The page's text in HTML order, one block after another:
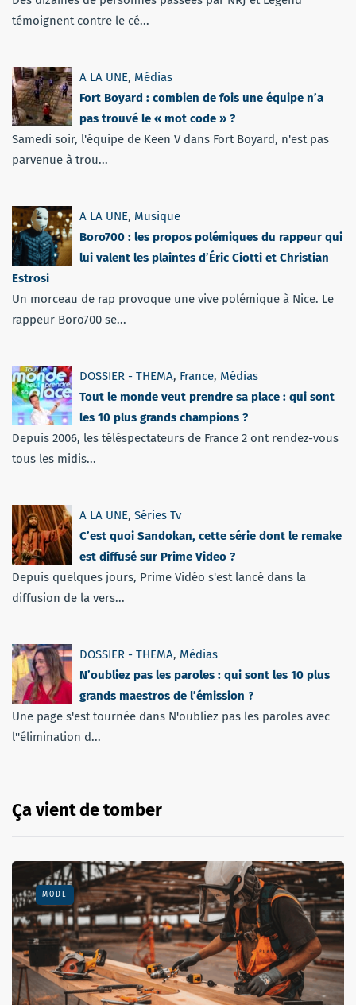
témoignent contre le cé...
A LA UNE, Médias
Fort Boyard : combien de fois une équipe n’a
pas trouvé le « mot code » ?
Samedi soir, l'équipe de Keen V dans Fort Boyard, n'est pas
parvenue à trou...
A LA UNE, Musique
Boro700 : les propos polémiques du rappeur qui
lui valent les plaintes d’Éric Ciotti et Christian
Estrosi
Un morceau de rap provoque une vive polémique à Nice. Le
rappeur Boro700 se...
DOSSIER - THEMA, France, Médias
Tout le monde veut prendre sa place : qui sont
les 10 plus grands champions ?
Depuis 2006, les téléspectateurs de France 2 ont rendez-vous
tous les midis...
A LA UNE, Séries Tv
C’est quoi Sandokan, cette série dont le remake
est diffusé sur Prime Video ?
Depuis quelques jours, Prime Vidéo s'est lancé dans la
diffusion de la vers...
DOSSIER - THEMA, Médias
N’oubliez pas les paroles : qui sont les 10 plus
grands maestros de l’émission ?
Une page s'est tournée dans N'oubliez pas les paroles avec
l''élimination d...
Ça vient de tomber
MODE